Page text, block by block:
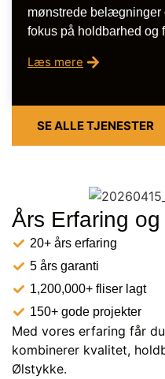
mønstrede belægninger
fokus på holdbarhed og
Læs mere
SE ALLE TJENESTER
Års Erfaring
20+ års erfaring
5 års garanti
1,200,000+ fliser lagt
150+ gode projekter
Med vores erfaring får
kombinerer kvalitet,
Ølstykke.